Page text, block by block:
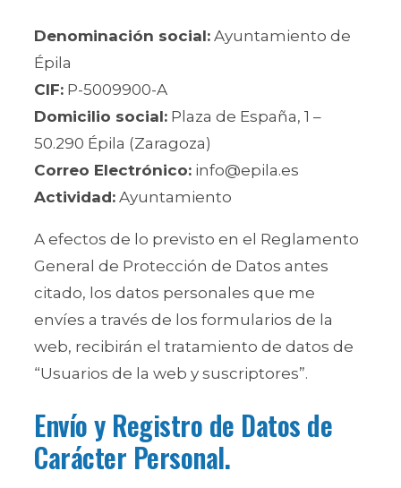
Denominación social: Ayuntamiento de
Épila
CIF: P-5009900-A
Domicilio social: Plaza de España, 1 –
50.290 Épila (Zaragoza)
Correo Electrónico: info@epila.es
Actividad: Ayuntamiento
A efectos de lo previsto en el Reglamento
General de Protección de Datos antes
citado, los datos personales que me
envíes a través de los formularios de la
web, recibirán el tratamiento de datos de
“Usuarios de la web y suscriptores”.
Envío y Registro de Datos de
Carácter Personal.